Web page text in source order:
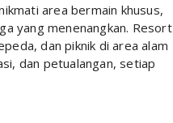
area bermain khusus,
yang menenangkan. Resort
dan piknik di area alam
dan petualangan, setiap